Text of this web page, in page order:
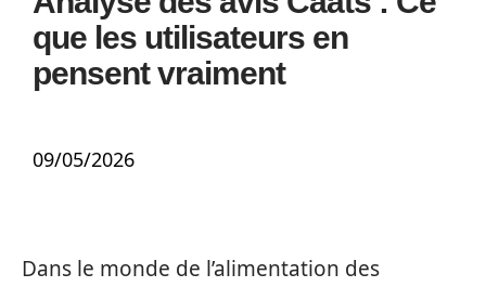
que les utilisateurs en
pensent vraiment
09/05/2026
Dans le monde de l’alimentation des